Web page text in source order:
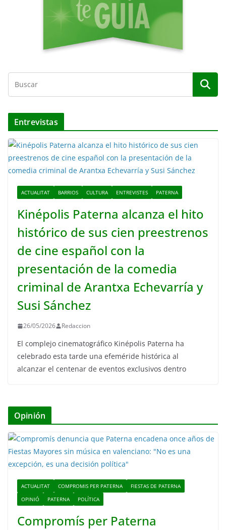
Entrevistas
ACTUALITAT BARRIOS CULTURA ENTREVISTES PATERNA
Kinépolis Paterna alcanza el hito
histórico de sus cien preestrenos
de cine español con la
presentación de la comedia
criminal de Arantxa Echevarría y
Susi Sánchez
26/05/2026 Redaccion
El complejo cinematográfico Kinépolis Paterna ha
celebrado esta tarde una efeméride histórica al
alcanzar el centenar de eventos exclusivos dentro
Opinión
ACTUALITAT COMPROMIS PER PATERNA
FIESTAS DE PATERNA
OPINIÓ
PATERNA POLÍTICA
Compromís per Paterna